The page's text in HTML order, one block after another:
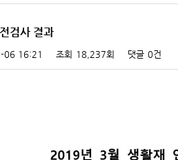
검사 결과
06 16:21 조회 18,237회 댓글 0건